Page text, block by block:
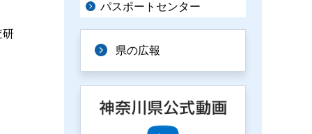
研
パスポートセンター
県の広報